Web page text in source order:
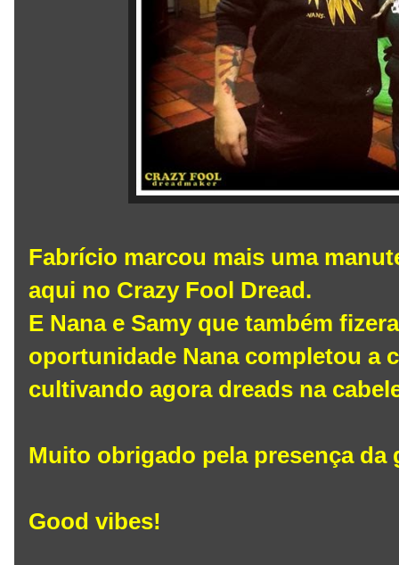
Fabrício marcou mais uma
aqui no Crazy Fool Dread.
E Nana e Samy que também
oportunidade Nana completou a
cultivando agora dreads na
Muito obrigado pela presença da
Good vibes!